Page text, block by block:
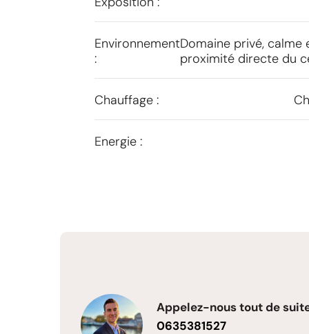
Environnement
:
Domaine privé, calme
proximité directe du
Chauffage :
Energie :
Appelez-nous tout de
0635381527